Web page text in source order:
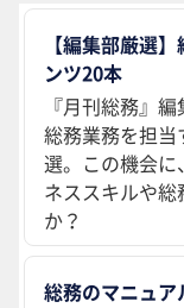
【編集部厳選
ンツ20本
『月刊総務』
総務業務を担
選。この機会
ネススキルや
か？
総務のマニュア